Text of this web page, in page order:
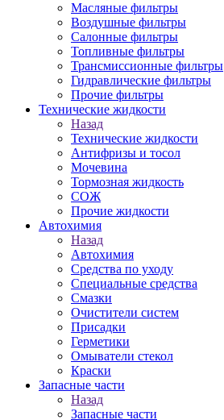
Масляные фильтры
Воздушные фильтры
Салонные фильтры
Топливные фильтры
Трансмиссионные фильтры
Гидравлические фильтры
Прочие фильтры
Технические жидкости
Назад
Технические жидкости
Антифризы и тосол
Мочевина
Тормозная жидкость
СОЖ
Прочие жидкости
Автохимия
Назад
Автохимия
Средства по уходу
Специальные средства
Смазки
Очистители систем
Присадки
Герметики
Омыватели стекол
Краски
Запасные части
Назад
Запасные части